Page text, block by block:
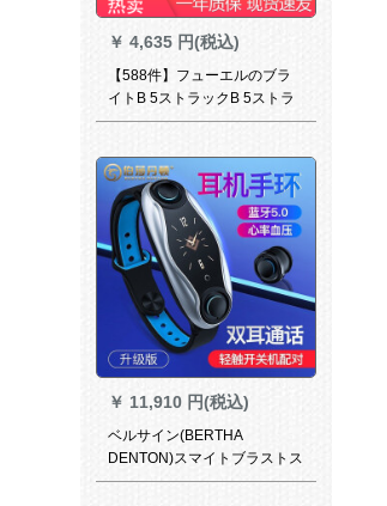
￥ 4,635 円(税込)
【588件】フューエルのブラ
イトB 5ストラックB 5ストラ
ックトラックトラックトラッ
トラックトラックトラックト
ラックトラックトラックトラ
ック2合一防水腕時計心拍監視
歩数計科学男女通用ブライト
レットレットレットレットレ
ット
￥ 11,910 円(税込)
ベルサイン(BERTHA
DENTON)スマイトブラストス
トストストストストストスト